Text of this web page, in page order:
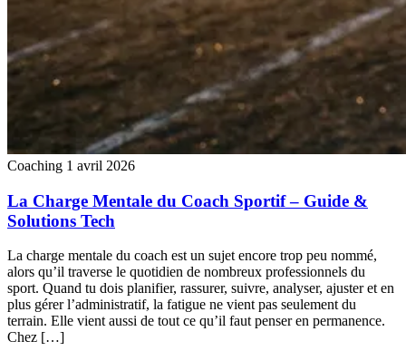
Coaching 1 avril 2026
La Charge Mentale du Coach Sportif – Guide &
Solutions Tech
La charge mentale du coach est un sujet encore trop peu nommé,
alors qu’il traverse le quotidien de nombreux professionnels du
sport. Quand tu dois planifier, rassurer, suivre, analyser, ajuster et en
plus gérer l’administratif, la fatigue ne vient pas seulement du
terrain. Elle vient aussi de tout ce qu’il faut penser en permanence.
Chez […]